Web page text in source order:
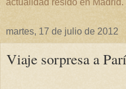
actualidad resido en Madrid.
martes, 17 de julio de 2012
Viaje sorpresa a